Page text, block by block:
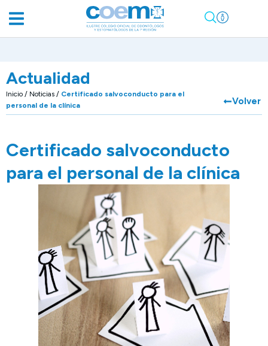
Actualidad
Inicio / Noticias / Certificado salvoconducto para el
personal de la clínica
Volver
Certificado salvoconducto
para el personal de la clínica